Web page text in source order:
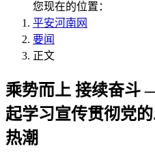
您现在的位置：
平安河南网
要闻
正文
乘势而上 接续奋斗
起学习宣传贯彻党
热潮